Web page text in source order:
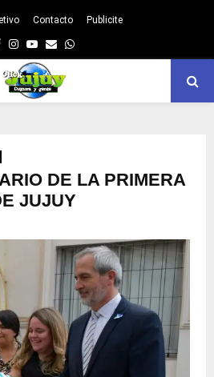
Contacto Publicite
Facebook
Instagram
Youtube
EmailWhatsapp
DE LA PRIMERA
JUJUY